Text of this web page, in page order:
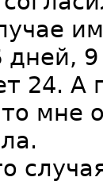
дней,
24. А
мне